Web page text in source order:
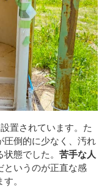
置されています。た
圧倒的に少なく、汚れ
態でした。 苦手な人
というのが正直な感
。